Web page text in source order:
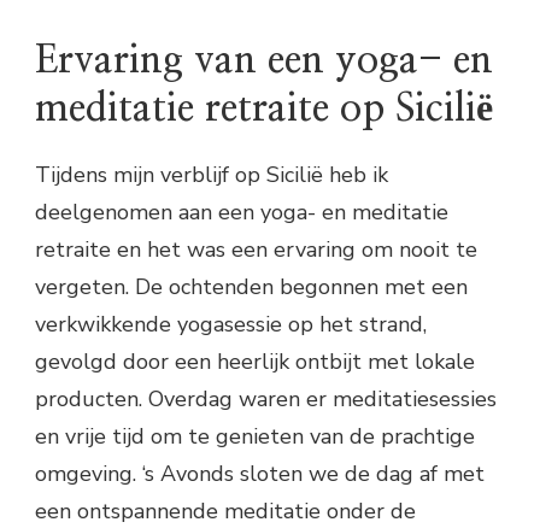
Ervaring van een yoga- en
meditatie retraite op Sicilië
Tijdens mijn verblijf op Sicilië heb ik
deelgenomen aan een yoga- en meditatie
retraite en het was een ervaring om nooit te
vergeten. De ochtenden begonnen met een
verkwikkende yogasessie op het strand,
gevolgd door een heerlijk ontbijt met lokale
producten. Overdag waren er meditatiesessies
en vrije tijd om te genieten van de prachtige
omgeving. ‘s Avonds sloten we de dag af met
een ontspannende meditatie onder de